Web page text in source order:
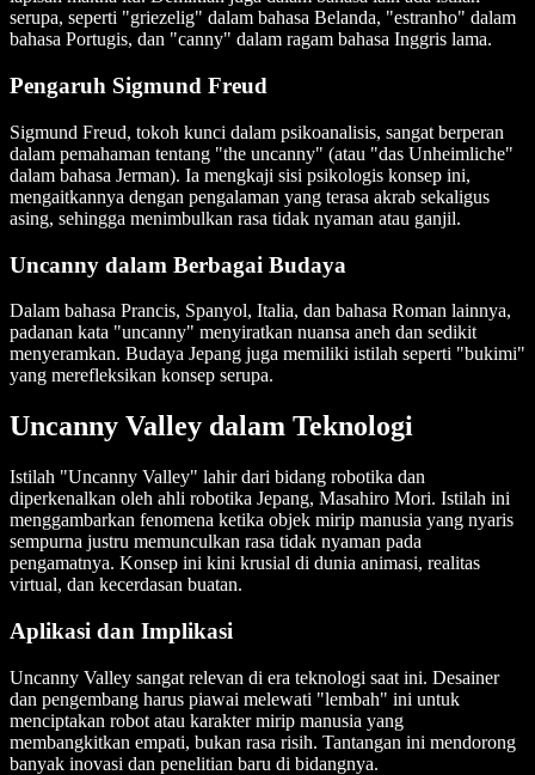
serupa, seperti "griezelig" dalam bahasa Belanda, "estranho" dalam
bahasa Portugis, dan "canny" dalam ragam bahasa Inggris lama.
Pengaruh Sigmund Freud
Sigmund Freud, tokoh kunci dalam psikoanalisis, sangat berperan
dalam pemahaman tentang "the uncanny" (atau "das Unheimliche"
dalam bahasa Jerman). Ia mengkaji sisi psikologis konsep ini,
mengaitkannya dengan pengalaman yang terasa akrab sekaligus
asing, sehingga menimbulkan rasa tidak nyaman atau ganjil.
Uncanny dalam Berbagai Budaya
Dalam bahasa Prancis, Spanyol, Italia, dan bahasa Roman lainnya,
padanan kata "uncanny" menyiratkan nuansa aneh dan sedikit
menyeramkan. Budaya Jepang juga memiliki istilah seperti "bukimi"
yang merefleksikan konsep serupa.
Uncanny Valley dalam Teknologi
Istilah "Uncanny Valley" lahir dari bidang robotika dan
diperkenalkan oleh ahli robotika Jepang, Masahiro Mori. Istilah ini
menggambarkan fenomena ketika objek mirip manusia yang nyaris
sempurna justru memunculkan rasa tidak nyaman pada
pengamatnya. Konsep ini kini krusial di dunia animasi, realitas
virtual, dan kecerdasan buatan.
Aplikasi dan Implikasi
Uncanny Valley sangat relevan di era teknologi saat ini. Desainer
dan pengembang harus piawai melewati "lembah" ini untuk
menciptakan robot atau karakter mirip manusia yang
membangkitkan empati, bukan rasa risih. Tantangan ini mendorong
banyak inovasi dan penelitian baru di bidangnya.